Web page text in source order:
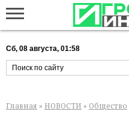
Сб, 08 августа, 01:58
Главная » НОВОСТИ » Общество